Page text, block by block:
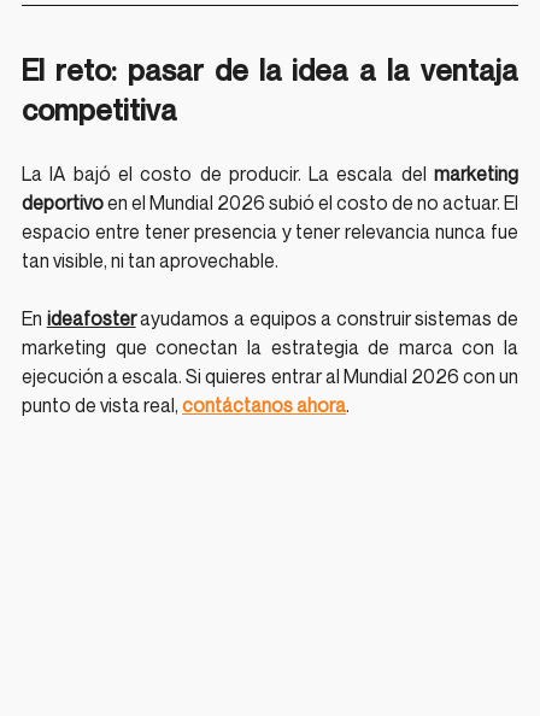
El reto: pasar de la idea a la ventaja
competitiva
La IA bajó el costo de producir. La escala del marketing
deportivo en el Mundial 2026 subió el costo de no actuar. El
espacio entre tener presencia y tener relevancia nunca fue
tan visible, ni tan aprovechable.
En ideafoster ayudamos a equipos a construir sistemas de
marketing que conectan la estrategia de marca con la
ejecución a escala. Si quieres entrar al Mundial 2026 con un
punto de vista real, contáctanos ahora.